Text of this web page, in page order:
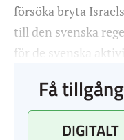
försöka bryta
till den svenska
för de svenska
Få
DIGITALT